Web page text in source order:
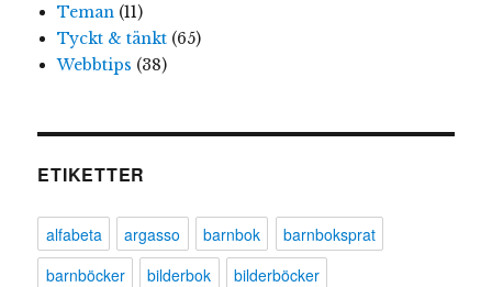
Teman(11)
Tyckt & tänkt(65)
Webbtips (38)
ETIKETTER
alfabeta argasso barnbok
barnboksprat
barnböcker
bilderbok
bilderböcker